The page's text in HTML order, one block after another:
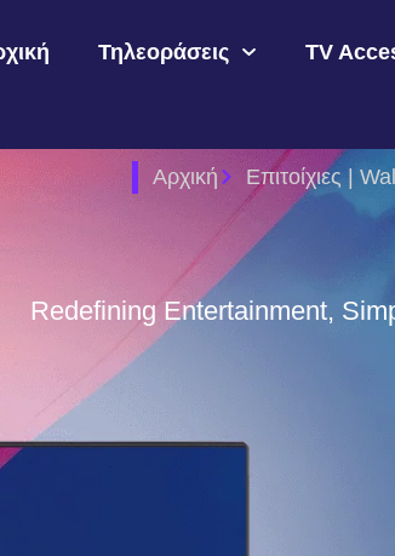
Τηλεοράσεις TV
Αρχική Επιτοίχιες |
Redefining Entertainment,